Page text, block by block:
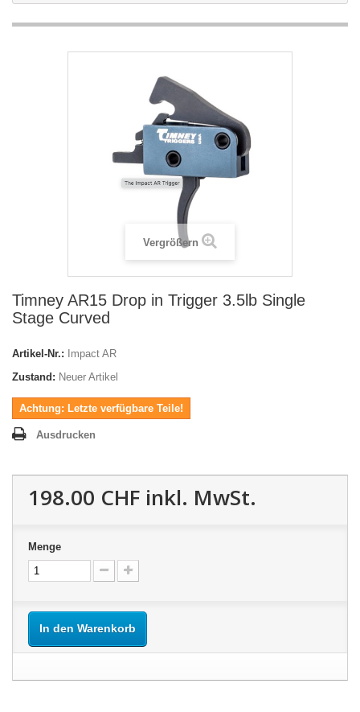
Vergrößern
Timney AR15 Drop in Trigger 3.5lb Single
Stage Curved
Artikel-Nr.:
Impact AR
Zustand: Neuer Artikel
Achtung: Letzte verfügbare Teile!
Ausdrucken
198.00 CHF inkl. MwSt.
Menge
In den Warenkorb